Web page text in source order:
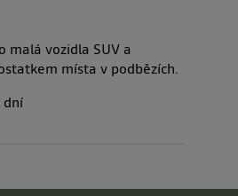
malá vozidla SUV a
místa v podbězích.
dní